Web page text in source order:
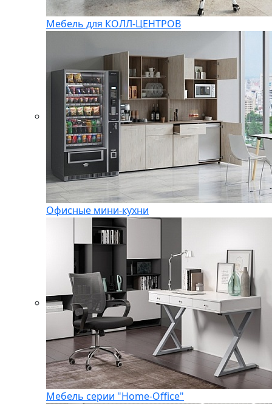
Мебель для КОЛЛ-ЦЕНТРОВ
Офисные мини-кухни
Мебель серии "Home-Office"